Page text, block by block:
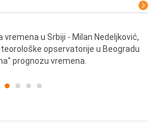
vremena u Srbiji - Milan Nedeljković,
opservatorije u Beogradu
prognozu vremena.